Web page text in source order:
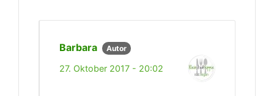
Barbara Autor
27. Oktober 2017 - 20:02